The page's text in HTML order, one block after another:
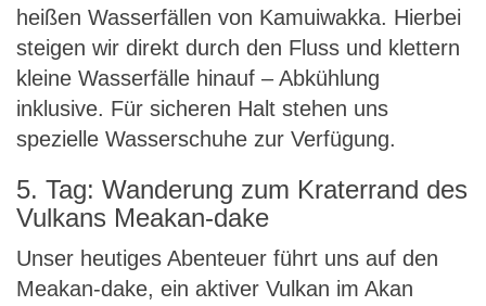
heißen Wasserfällen von Kamuiwakka. Hierbei
steigen wir direkt durch den Fluss und klettern
kleine Wasserfälle hinauf – Abkühlung
inklusive. Für sicheren Halt stehen uns
spezielle Wasserschuhe zur Verfügung.
5. Tag: Wanderung zum Kraterrand des
Vulkans Meakan-dake
Unser heutiges Abenteuer führt uns auf den
Meakan-dake, ein aktiver Vulkan im Akan